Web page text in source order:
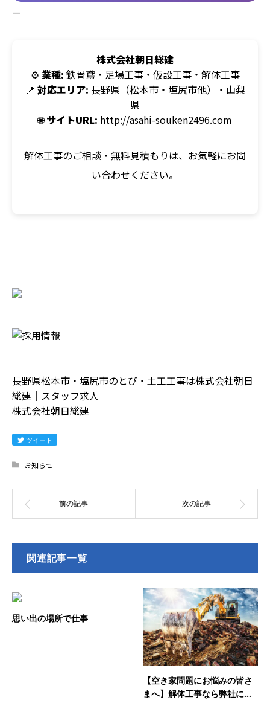
—
株式会社朝日総建
⚙️ 業種: 鉄骨鳶・足場工事・仮設工事・解体工事
📍 対応エリア: 長野県（松本市・塩尻市他）・山梨
県
🌐サイトURL: http://asahi-souken2496.com
解体工事のご相談・無料見積もりは、お気軽にお問
い合わせください。
────────────────────────
長野県松本市・塩尻市のとび・土工工事は株式会社朝日
総建｜スタッフ求人
株式会社朝日総建
────────────────────────
ツイート
お知らせ
関連記事一覧
思い出の場所で仕事
【空き家問題にお悩みの皆さ
まへ】解体工事なら弊社に...